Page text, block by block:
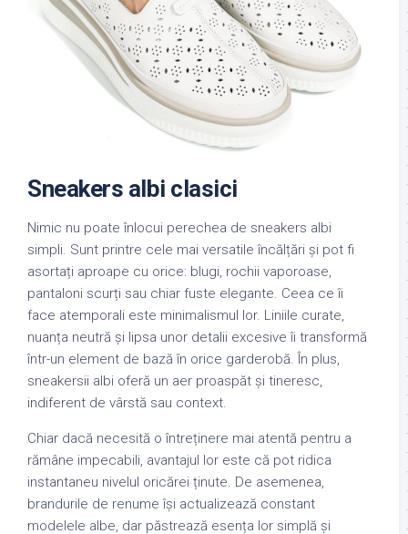
Sneakers albi clasici
Nimic nu poate înlocui perechea de sneakers albi
simpli. Sunt printre cele mai versatile încălțări și pot fi
asortați aproape cu orice: blugi, rochii vaporoase,
pantaloni scurți sau chiar fuste elegante. Ceea ce îi
face atemporali este minimalismul lor. Liniile curate,
nuanța neutră și lipsa unor detalii excesive îi transformă
într-un element de bază în orice garderobă. În plus,
sneakersii albi oferă un aer proaspăt și tineresc,
indiferent de vârstă sau context.
Chiar dacă necesită o întreținere mai atentă pentru a
rămâne impecabili, avantajul lor este că pot ridica
instantaneu nivelul oricărei ținute. De asemenea,
brandurile de renume își actualizează constant
modelele albe, dar păstrează esența lor simplă și